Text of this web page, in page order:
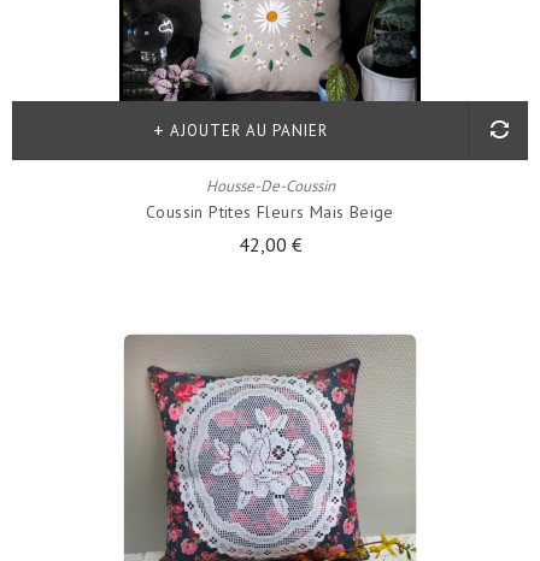
Housse-De-Coussin
Coussin Ptites Fleurs Mais Beige
42,00 €
AJOUTER AU PANIER